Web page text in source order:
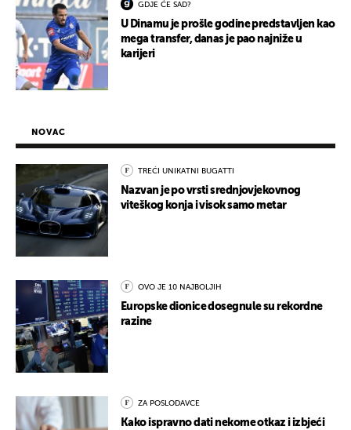
GDJE ĆE SAD?
U Dinamu je prošle godine predstavljen kao
mega transfer, danas je pao najniže u
karijeri
NOVAC
TREĆI UNIKATNI BUGATTI
Nazvan je po vrsti srednjovjekovnog
viteškog konja i visok samo metar
OVO JE 10 NAJBOLJIH
Europske dionice dosegnule su rekordne
razine
ZA POSLODAVCE
Kako ispravno dati nekome otkaz i izbjeći